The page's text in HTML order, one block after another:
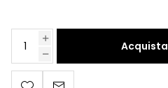
Acquista